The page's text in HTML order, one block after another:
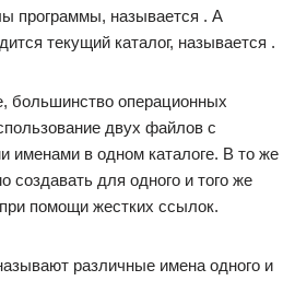
программы, называется . А
текущий каталог, называется .
большинство операционных
двух файлов с
именами в одном каталоге. В то же
создавать для одного и того же
помощи жестких ссылок.
различные имена одного и